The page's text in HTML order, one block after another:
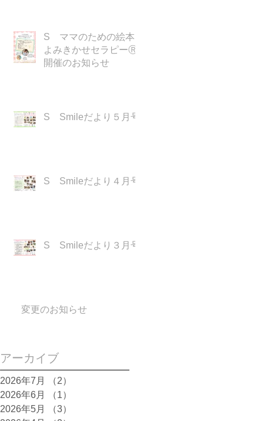
S ママのための絵本
よみきかせセラピーⓇ
開催のお知らせ
S Smileだより５月号
S Smileだより４月号
S Smileだより３月号
変更のお知らせ
アーカイブ
2026年7月 （2）
2026年6月
（1）
2026年5月
（3）